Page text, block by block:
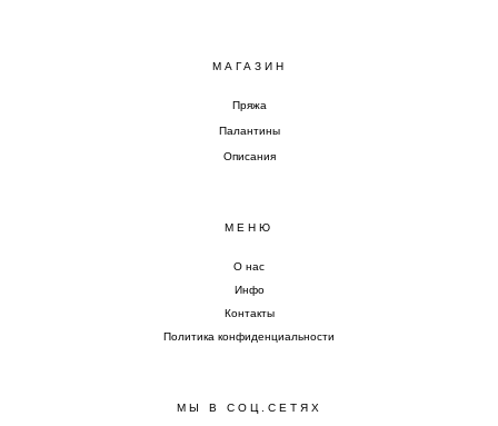
МАГАЗИН
Пряжа
Палантины
Описания
МЕНЮ
О нас
Инфо
Контакты
Политика конфиденциальности
МЫ В СОЦ.СЕТЯХ